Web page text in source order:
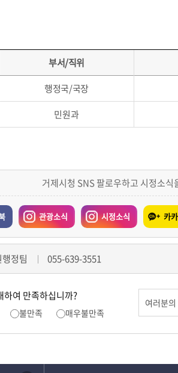
부서/직위
행정국/국장
민원과
거제시청 SNS 팔로우하고 시정소식
관광소식 시정소식 카
정팀 055-639-3551
하여 만족하십니까?
불만족 매우불만족